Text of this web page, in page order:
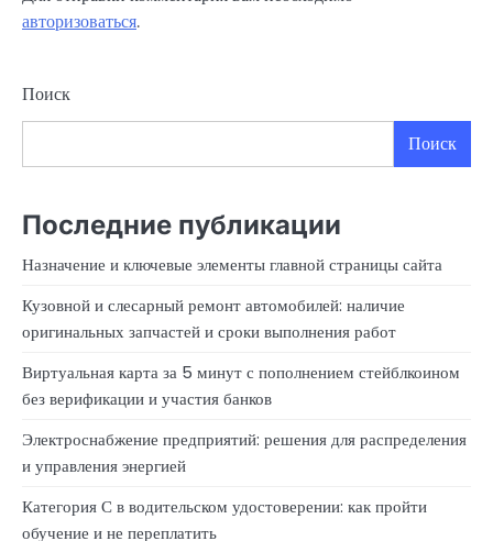
авторизоваться.
Поиск
Поиск
Последние публикации
Назначение и ключевые элементы главной страницы сайта
Кузовной и слесарный ремонт автомобилей: наличие
оригинальных запчастей и сроки выполнения работ
Виртуальная карта за 5 минут с пополнением стейблкоином
без верификации и участия банков
Электроснабжение предприятий: решения для распределения
и управления энергией
Категория С в водительском удостоверении: как пройти
обучение и не переплатить